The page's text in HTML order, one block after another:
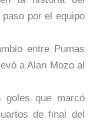
por el equipo
entre Pumas
a Alan Mozo al
goles que marcó
de final del